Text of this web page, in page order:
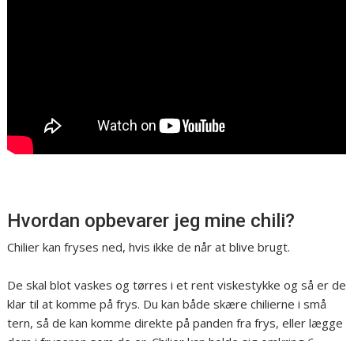
Hvordan opbevarer jeg mine chili?
Chilier kan fryses ned, hvis ikke de når at blive brugt.
De skal blot vaskes og tørres i et rent viskestykke og så er de
klar til at komme på frys. Du kan både skære chilierne i små
tern, så de kan komme direkte på panden fra frys, eller lægge